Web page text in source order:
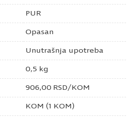
PUR
Opasan
Unutrašnja upotreba
0,5 kg
906,00 RSD/KOM
KOM (1 KOM)